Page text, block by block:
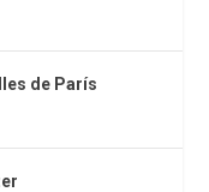
de París